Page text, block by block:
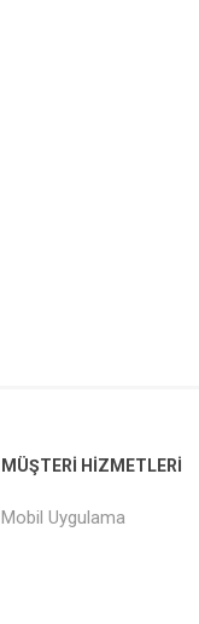
MÜŞTERI HIZMETLERI
Mobil Uygulama